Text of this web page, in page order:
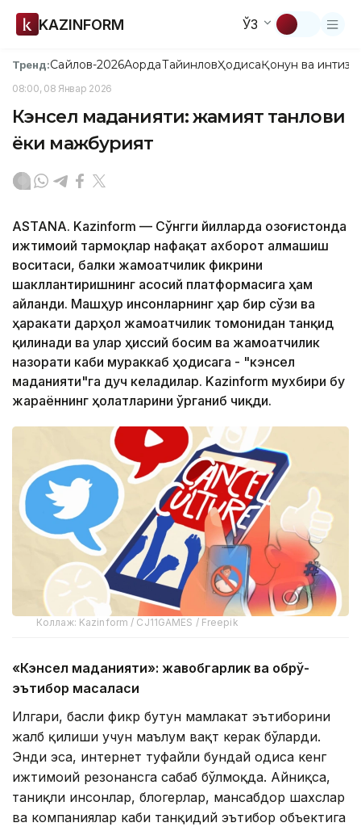
KAZINFORM ЎЗ
Тренд:Сайлов-2026АқордаТайинловҲодисаҚонун ва
08:00, 08 Январ 2026
Кэнсел маданияти: жамият танлови
ёки мажбурият
ASTANA. Kazinform — Сўнгги йилларда Қозоғистонда
ижтимоий тармоқлар нафақат ахборот алмашиш
воситаси, балки жамоатчилик фикрини
шакллантиришнинг асосий платформасига ҳам
айланди. Машҳур инсонларнинг ҳар бир сўзи ва
ҳаракати дарҳол жамоатчилик томонидан танқид
қилинади ва улар ҳиссий босим ва жамоатчилик
назорати каби мураккаб ҳодисага - "кэнсел
маданияти"га дуч келадилар. Kazinform мухбири бу
жараённинг ҳолатларини ўрганиб чиқди.
Коллаж: Kazinform / CJ11GAMES / Freepik
«Кэнсел маданияти»: жавобгарлик ва обрў-
эътибор масаласи
Илгари, баҳсли фикр бутун мамлакат эътиборини
жалб қилиши учун маълум вақт керак бўларди.
Энди эса, интернет туфайли бундай ҳодиса кенг
ижтимоий резонансга сабаб бўлмоқда. Айниқса,
таниқли инсонлар, блогерлар, мансабдор шахслар
ва компаниялар каби танқидий эътибор объектига